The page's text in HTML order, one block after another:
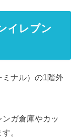
イレブン
ナル）の1階外
ガ倉庫やカッ
。